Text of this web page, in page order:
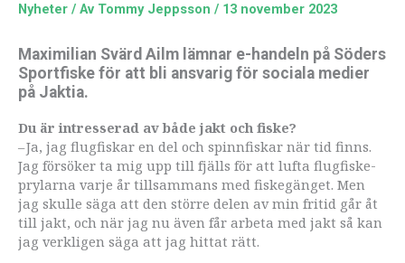
Nyheter / Av Tommy Jeppsson / 13 november 2023
Maximilian Svärd Ailm lämnar e-handeln på Söders
Sportfiske för att bli ansvarig för sociala medier
på Jaktia.
Du är intresserad av både jakt och fiske?
– Ja, jag flugfiskar en del och spinn­fiskar när tid finns.
Jag försöker ta mig upp till fjälls för att lufta flugfiske­
prylarna varje år tillsammans med fiskegänget. Men
jag skulle säga att den större delen av min fritid går åt
till jakt, och när jag nu även får arbeta med jakt så kan
jag verkligen säga att jag hittat rätt.